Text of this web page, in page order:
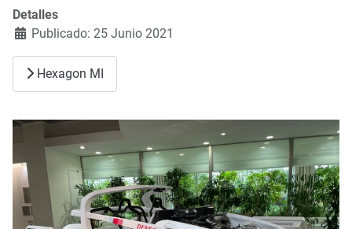
Detalles
Publicado: 25 Junio 2021
Hexagon MI